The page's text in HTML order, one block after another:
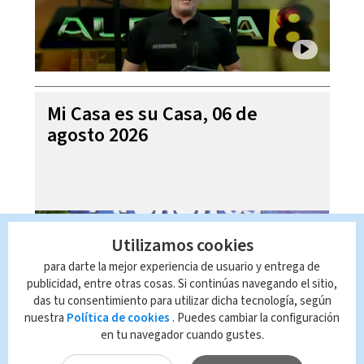
Mi Casa es su Casa, 06 de
agosto 2026
Utilizamos cookies
para darte la mejor experiencia de usuario y entrega de
publicidad, entre otras cosas. Si continúas navegando el sitio,
das tu consentimiento para utilizar dicha tecnología, según
nuestra Política de cookies . Puedes cambiar la configuración
en tu navegador cuando gustes.